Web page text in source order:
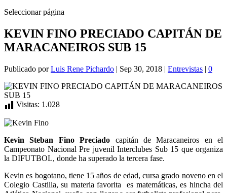
Seleccionar página
KEVIN FINO PRECIADO CAPITÁN DE
MARACANEIROS SUB 15
Publicado porLuis Rene Pichardo | Sep 30, 2018 | Entrevistas | 0
Visitas: 1.028
Kevin Steban Fino Preciado capitán de Maracaneiros en el
Campeonato Nacional Pre juvenil Interclubes Sub 15 que organiza
la DIFUTBOL, donde ha superado la tercera fase.
Kevin es bogotano, tiene 15 años de edad, cursa grado noveno en el
Colegio Castilla, su materia favorita es matemáticas, es hincha del